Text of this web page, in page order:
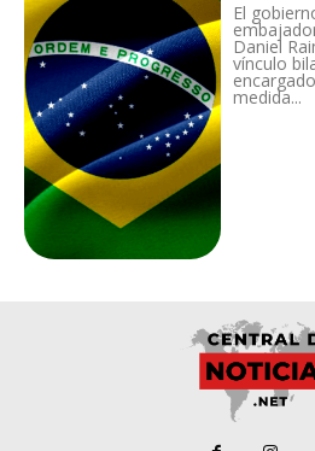
El
Daniel
vínculo
medida...